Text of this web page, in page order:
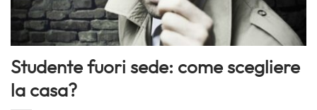
Studente fuori sede: come scegliere
la casa?